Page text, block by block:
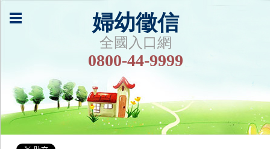
婦幼徵信
全國入口網
0800-44-9999